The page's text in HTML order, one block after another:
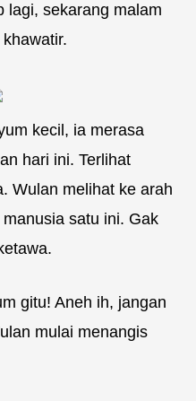
lagi, sekarang malam
khawatir.
kecil, ia merasa
hari ini. Terlihat
Wulan melihat ke arah
satu ini. Gak
gitu! Aneh ih, jangan
mulai menangis